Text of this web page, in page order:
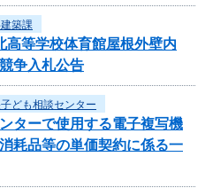
築課
高等学校体育館屋根外壁内
争入札公告
ども相談センター
ターで使用する電子複写機
耗品等の単価契約に係る一